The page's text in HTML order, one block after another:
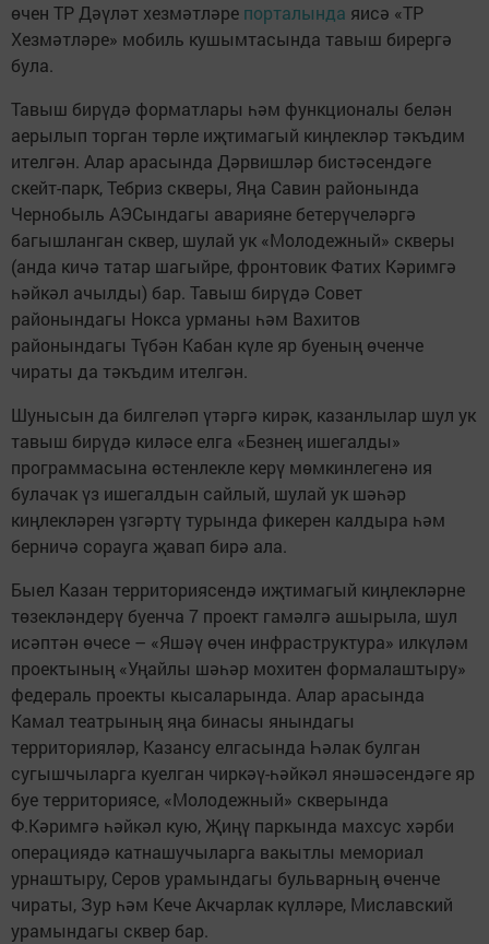
өчен ТР Дәүләт хезмәтләре порталында яисә «ТР
Хезмәтләре» мобиль кушымтасында тавыш бирергә
була.
Тавыш бирүдә форматлары һәм функционалы белән
аерылып торган төрле иҗтимагый киңлекләр тәкъдим
ителгән. Алар арасында Дәрвишләр бистәсендәге
скейт-парк, Тебриз скверы, Яңа Савин районында
Чернобыль АЭСындагы аварияне бетерүчеләргә
багышланган сквер, шулай ук «Молодежный» скверы
(анда кичә татар шагыйре, фронтовик Фатих Кәримгә
һәйкәл ачылды) бар. Тавыш бирүдә Совет
районындагы Нокса урманы һәм Вахитов
районындагы Түбән Кабан күле яр буеның өченче
чираты да тәкъдим ителгән.
Шунысын да билгеләп үтәргә кирәк, казанлылар шул ук
тавыш бирүдә киләсе елга «Безнең ишегалды»
программасына өстенлекле керү мөмкинлегенә ия
булачак үз ишегалдын сайлый, шулай ук шәһәр
киңлекләрен үзгәртү турында фикерен калдыра һәм
берничә сорауга җавап бирә ала.
Быел Казан территориясендә иҗтимагый киңлекләрне
төзекләндерү буенча 7 проект гамәлгә ашырыла, шул
исәптән өчесе – «Яшәү өчен инфраструктура» илкүләм
проектының «Уңайлы шәһәр мохитен формалаштыру»
федераль проекты кысаларында. Алар арасында
Камал театрының яңа бинасы янындагы
территорияләр, Казансу елгасында Һәлак булган
сугышчыларга куелган чиркәү-һәйкәл янәшәсендәге яр
буе территориясе, «Молодежный» скверында
Ф.Кәримгә һәйкәл кую, Җиңү паркында махсус хәрби
операциядә катнашучыларга вакытлы мемориал
урнаштыру, Серов урамындагы бульварның өченче
чираты, Зур һәм Кече Акчарлак күлләре, Миславский
урамындагы сквер бар.